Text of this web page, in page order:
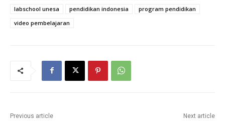
labschool unesa
pendidikan indonesia
program pendidikan
video pembelajaran
Previous article Next article